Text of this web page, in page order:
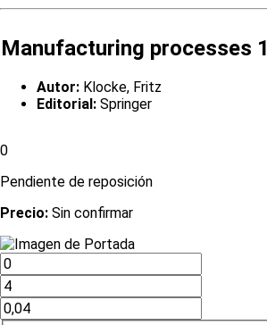
Manufacturing processes 1
Autor: Klocke, Fritz
Editorial: Springer
0
Pendiente de reposición
Precio: Sin confirmar